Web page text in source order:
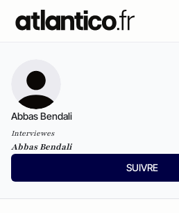
Abbas Bendali
Interviewes
Abbas Bendali
SUIVRE